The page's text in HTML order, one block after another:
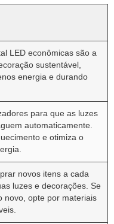
LED econômicas são a
sustentável,
energia e durando
para que as luzes
automaticamente.
e otimiza o
novos itens a cada
luzes e decorações. Se
novo, opte por materiais